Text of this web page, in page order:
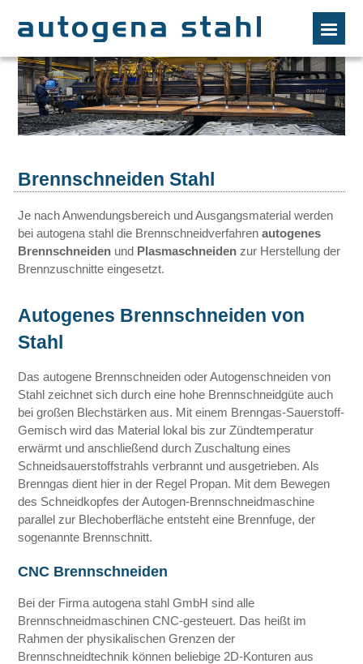
Brennschneiden Stahl
Je nach Anwendungsbereich und Ausgangsmaterial werden
bei autogena stahl die Brennschneidverfahrenautogenes
Brennschneiden und Plasmaschneiden zur Herstellung der
Brennzuschnitte eingesetzt.
Autogenes Brennschneiden von
Stahl
Das autogene Brennschneiden oder Autogenschneiden von
Stahl zeichnet sich durch eine hohe Brennschneidgüte auch
bei großen Blechstärken aus. Mit einem Brenngas-Sauerstoff-
Gemisch wird das Material lokal bis zur Zündtemperatur
erwärmt und anschließend durch Zuschaltung eines
Schneidsauerstoffstrahls verbrannt und ausgetrieben. Als
Brenngas dient hier in der Regel Propan. Mit dem Bewegen
des Schneidkopfes der Autogen-Brennschneidmaschine
parallel zur Blechoberfläche entsteht eine Brennfuge, der
sogenannte Brennschnitt.
CNC Brennschneiden
Bei der Firma autogena stahl GmbH sind alle
Brennschneidmaschinen CNC-gesteuert. Das heißt im
Rahmen der physikalischen Grenzen der
Brennschneidtechnik können beliebige 2D-Konturen aus